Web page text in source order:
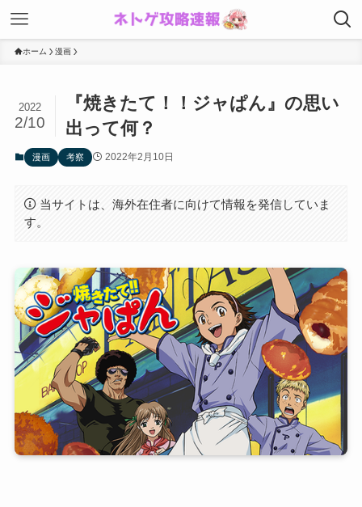
ホーム 漫画
『焼きたて！！ジャぱん』の思い
出って何？
2022
2/10
漫画 考察 2022年2月10日
当サイトは、海外在住者に向けて情報を発信していま
す。